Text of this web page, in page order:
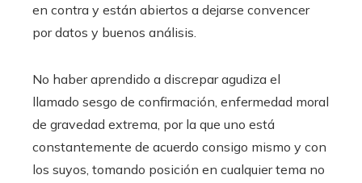
en contra y están abiertos a dejarse convencer
por datos y buenos análisis.
No haber aprendido a discrepar agudiza el
llamado sesgo de confirmación, enfermedad moral
de gravedad extrema, por la que uno está
constantemente de acuerdo consigo mismo y con
los suyos, tomando posición en cualquier tema no